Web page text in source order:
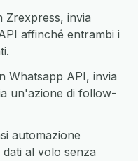
Zrexpress, invia
affinché entrambi i
Whatsapp API, invia
un'azione di follow-
automazione
al volo senza